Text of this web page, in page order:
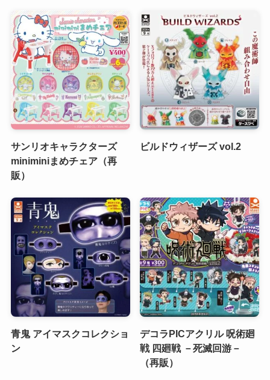
サンリオキャラクターズ
miniminiまめチェア（再
販）
ビルドウィザーズ vol.2
青鬼 アイマスクコレクショ
ン
デコラPICアクリル 呪術廻
戦 四廻戦 －死滅回游－
（再販）